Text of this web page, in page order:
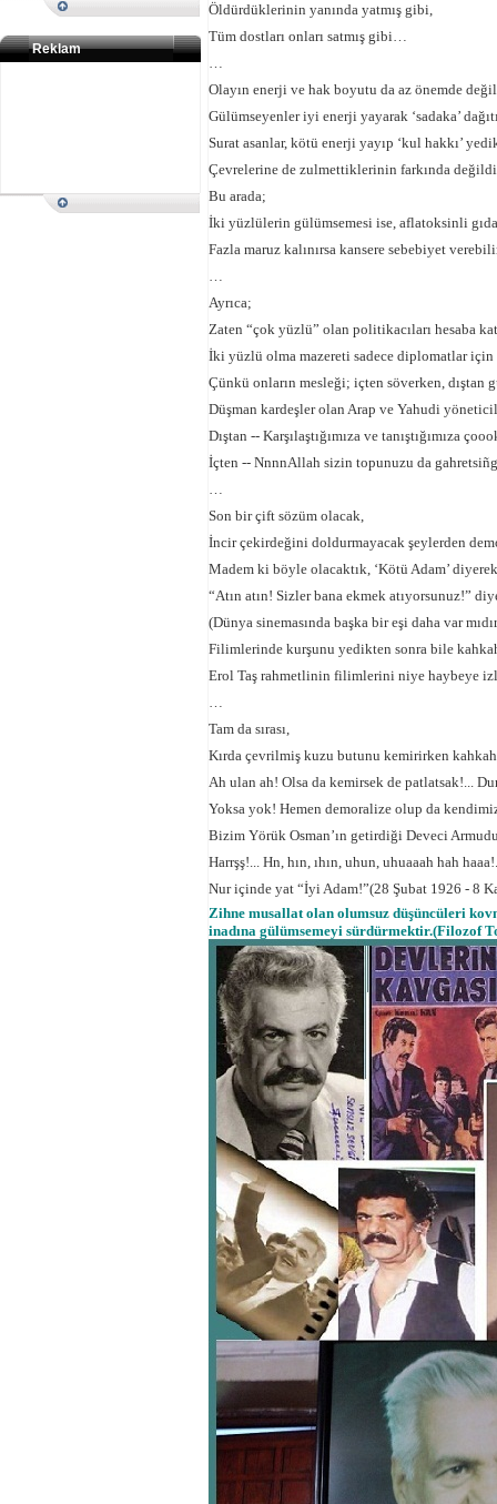
Öldürdüklerinin yanında yatmış gibi,
Tüm dostları onları satmış gibi…
…
Olayın enerji ve hak boyutu da az önemde
Gülümseyenler iyi enerji yayarak ‘sadaka’
Surat asanlar, kötü enerji yayıp ‘kul hakkı’
Çevrelerine de zulmettiklerinin farkında
Bu arada;
İki yüzlülerin gülümsemesi ise, aflatoksinli
Fazla maruz kalınırsa kansere sebebiyet
…
Ayrıca;
Zaten “çok yüzlü” olan politikacıları hesaba
İki yüzlü olma mazereti sadece diplomatlar
Çünkü onların mesleği; içten söverken, dıştan
Düşman kardeşler olan Arap ve Yahudi
Dıştan -- Karşılaştığımıza ve tanıştığımıza
İçten -- NnnnAllah sizin topunuzu da
…
Son bir çift sözüm olacak,
İncir çekirdeğini doldurmayacak şeylerden
Madem ki böyle olacaktık, ‘Kötü Adam’
“Atın atın! Sizler bana ekmek atıyorsunuz!”
(Dünya sinemasında başka bir eşi daha var
Filimlerinde kurşunu yedikten sonra bile
Erol Taş rahmetlinin filimlerini niye haybeye
…
Tam da sırası,
Kırda çevrilmiş kuzu butunu kemirirken
Ah ulan ah! Olsa da kemirsek de patlatsak!...
Yoksa yok! Hemen demoralize olup da
Bizim Yörük Osman’ın getirdiği Deveci
Harrşş!... Hn, hın, ıhın, uhun, uhuaaah hah
Nur içinde yat “İyi Adam!”(28 Şubat 1926 - 8
Zihne musallat olan olumsuz düşüncüleri
inadına gülümsemeyi sürdürmektir.(Filozof
Reklam